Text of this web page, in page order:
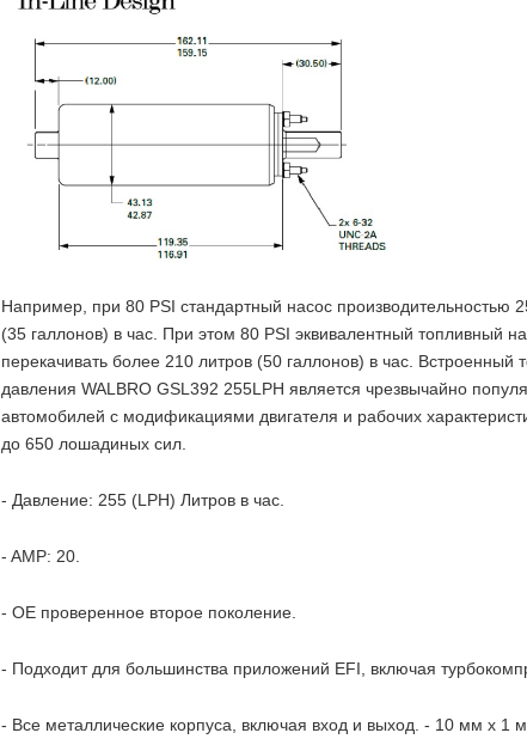
Например, при 80 PSI стандартный насос производительностью
(35 галлонов) в час. При этом 80 PSI эквивалентный топливный
перекачивать более 210 литров (50 галлонов) в час. Встроенный
давления WALBRO GSL392 255LPH является чрезвычайно
автомобилей с модификациями двигателя и рабочих
до 650 лошадиных сил.
- Давление: 255 (LPH) Литров в час.
- AMP: 20.
- OE проверенное второе поколение.
- Подходит для большинства приложений EFI, включая
- Все металлические корпуса, включая вход и выход. - 10 мм х 1